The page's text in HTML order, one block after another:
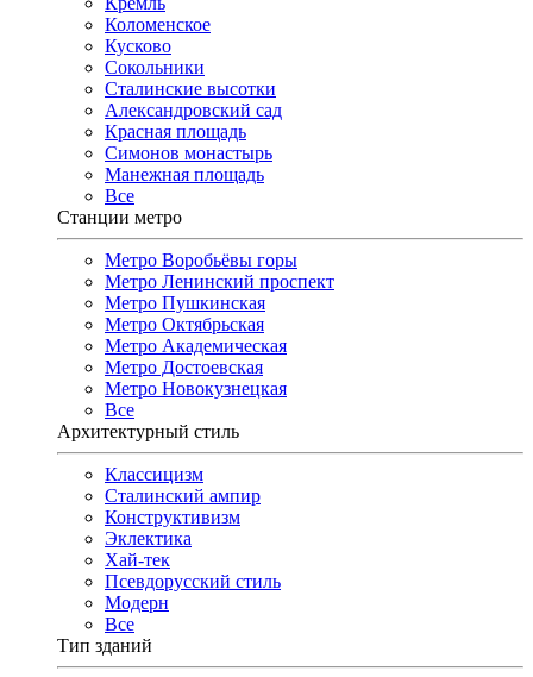
Коломенское
Кусково
Сокольники
Сталинские высотки
Александровский сад
Красная площадь
Симонов монастырь
Манежная площадь
Все
Станции метро
Метро Воробьёвы горы
Метро Ленинский проспект
Метро Пушкинская
Метро Октябрьская
Метро Академическая
Метро Достоевская
Метро Новокузнецкая
Все
Архитектурный стиль
Классицизм
Сталинский ампир
Конструктивизм
Эклектика
Хай-тек
Псевдорусский стиль
Модерн
Все
Тип зданий